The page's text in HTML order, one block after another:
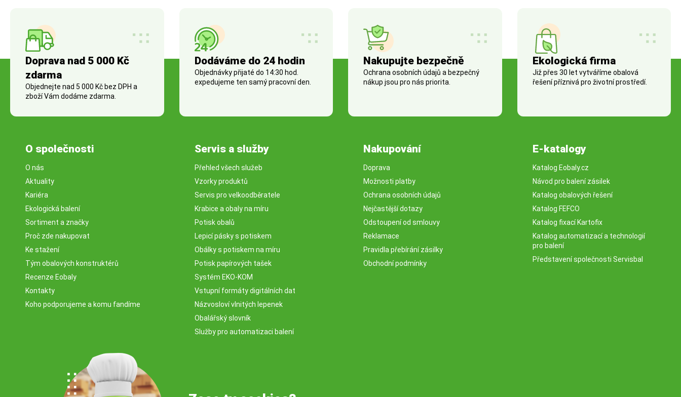
Doprava nad 5 000 Kč
zdarma
Objednejte nad 5 000 Kč bez DPH a
zboží Vám dodáme zdarma.
Dodáváme do 24 hodin
Objednávky přijaté do 14:30 hod.
expedujeme ten samý pracovní den.
Nakupujte bezpečně
Ochrana osobních údajů a bezpečný
nákup jsou pro nás priorita.
Ekologická firma
Již přes 30 let vytváříme obalová
řešení příznivá pro životní prostředí.
O společnosti
O nás
Aktuality
Kariéra
Ekologická balení
Sortiment a značky
Proč zde nakupovat
Ke stažení
Tým obalových konstruktérů
Recenze Eobaly
Kontakty
Koho podporujeme a komu fandíme
Servis a služby
Přehled všech služeb
Vzorky produktů
Servis pro velkoodběratele
Krabice a obaly na míru
Potisk obalů
Lepicí pásky s potiskem
Obálky s potiskem na míru
Potisk papírových tašek
Systém EKO-KOM
Vstupní formáty digitálních dat
Názvosloví vlnitých lepenek
Obalářský slovník
Služby pro automatizaci balení
Nakupování
Doprava
Možnosti platby
Ochrana osobních údajů
Nejčastější dotazy
Odstoupení od smlouvy
Reklamace
Pravidla přebírání zásilky
Obchodní podmínky
E-katalogy
Katalog Eobaly.cz
Návod pro balení zásilek
Katalog obalových řešení
Katalog FEFCO
Katalog fixací Kartofix
Katalog automatizací a technologií
pro balení
Představení společnosti Servisbal